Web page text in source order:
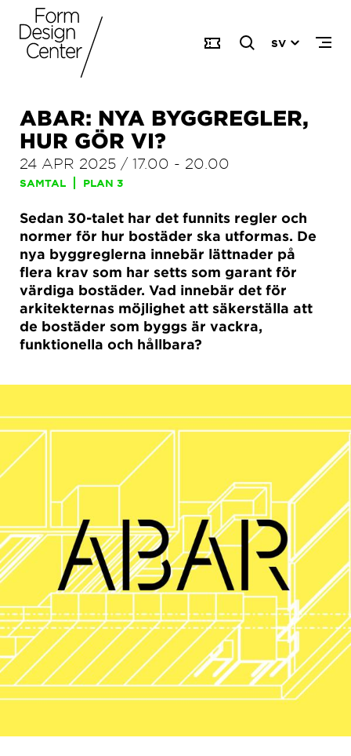
SV
ABAR: NYA BYGGREGLER,
HUR GÖR VI?
24 APR 2025 / 17.00 - 20.00
SAMTAL PLAN 3
Sedan 30-talet har det funnits regler och
normer för hur bostäder ska utformas. De
nya byggreglerna innebär lättnader på
flera krav som har setts som garant för
värdiga bostäder. Vad innebär det för
arkitekternas möjlighet att säkerställa att
de bostäder som byggs är vackra,
funktionella och hållbara?